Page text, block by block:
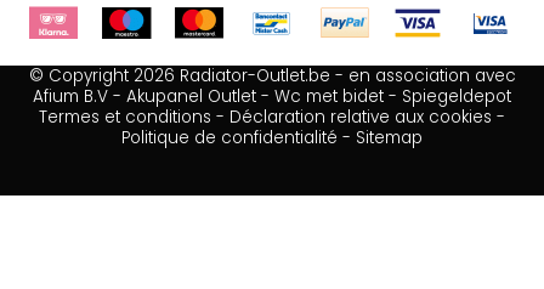
© Copyright 2026 Radiator-Outlet.be - en association avec
Afium B.V - Akupanel Outlet - Wc met bidet - Spiegeldepot
Termes et conditions - Déclaration relative aux cookies -
Politique de confidentialité - Sitemap